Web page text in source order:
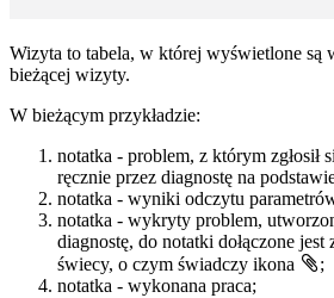
Wizyta to tabela, w której wyświetlone są
bieżącej wizyty.
W bieżącym przykładzie:
notatka - problem, z którym zgłosił
ręcznie przez diagnostę na
notatka - wyniki odczytu
notatka - wykryty problem,
diagnostę, do notatki dołączone
świecy, o czym świadczy ikona
;
notatka - wykonana praca;